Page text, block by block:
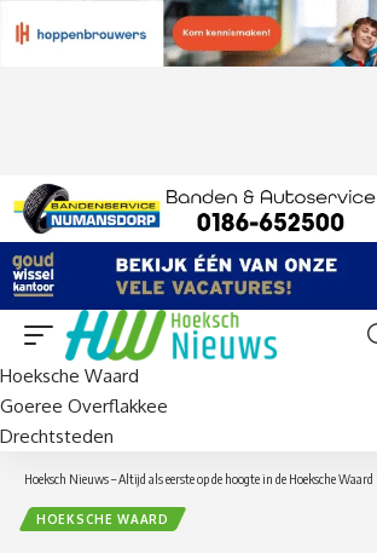
Hoeksche Waard
Goeree Overflakkee
Drechtsteden
Hoeksch Nieuws – Altijd als eerste op de hoogte in de Hoeksche Waard
HOEKSCHE WAARD